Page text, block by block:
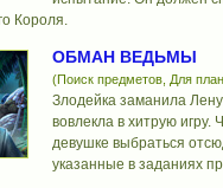
Короля.
ОБМАН ВЕДЬМЫ
(Поиск предметов, Для
Злодейка заманила
вовлекла в хитрую игру.
девушке выбраться
указанные в заданиях